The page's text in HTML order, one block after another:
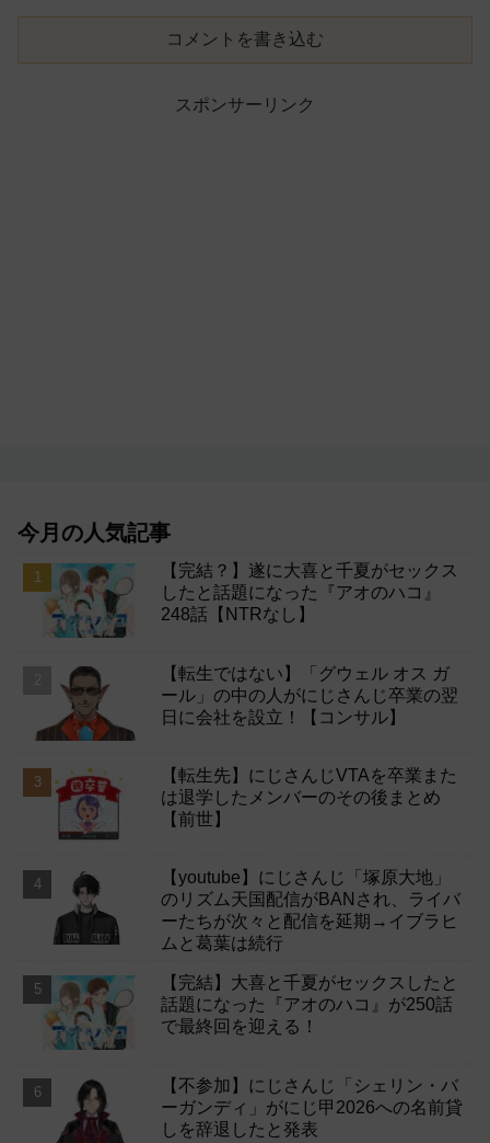
コメントを書き込む
スポンサーリンク
今月の人気記事
【完結？】遂に大喜と千夏がセックス
したと話題になった『アオのハコ』
248話【NTRなし】
【転生ではない】「グウェル オス ガ
ール」の中の人がにじさんじ卒業の翌
日に会社を設立！【コンサル】
【転生先】にじさんじVTAを卒業また
は退学したメンバーのその後まとめ
【前世】
【youtube】にじさんじ「塚原大地」
のリズム天国配信がBANされ、ライバ
ーたちが次々と配信を延期→イブラヒ
ムと葛葉は続行
【完結】大喜と千夏がセックスしたと
話題になった『アオのハコ』が250話
で最終回を迎える！
【不参加】にじさんじ「シェリン・バ
ーガンディ」がにじ甲2026への名前貸
しを辞退したと発表